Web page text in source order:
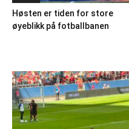
Høsten er tiden for store
øyeblikk på fotballbanen